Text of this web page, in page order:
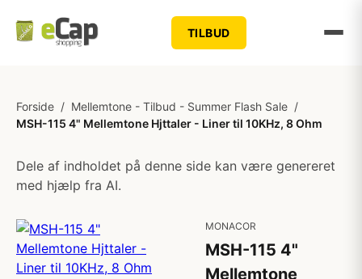
TILBUD
Forside / Mellemtone - Tilbud - Summer Flash Sale /
MSH-115 4" Mellemtone Hjttaler - Liner til 10KHz, 8 Ohm
Dele af indholdet på denne side kan være genereret
med hjælp fra AI.
MONACOR
MSH-115 4"
Mellemtone